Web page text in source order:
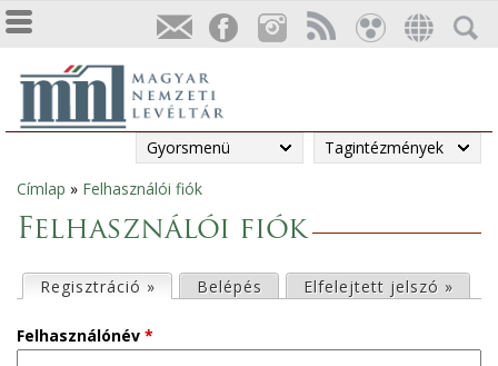
Gyorsmenü Tagintézmények
Jelenlegi
hely
Címlap » Felhasználói fiók
Felhasználói fiók
l
Regisztráció » (aktív fül)
Belépés Elfelejtett jelszó »
Felhasználónév *